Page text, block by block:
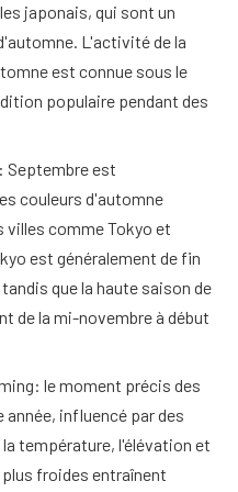
japonais, qui sont un
L'activité de la
est connue sous le
populaire pendant des
Septembre est
couleurs d'automne
villes comme Tokyo et
est généralement de fin
que la haute saison de
de la mi-novembre à début
le moment précis des
année, influencé par des
température, l'élévation et
froides entraînent